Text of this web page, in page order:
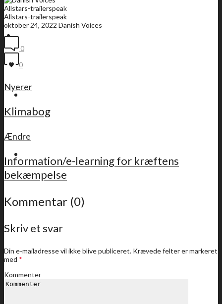
Forside
Medlemsliste
For medlemmer
Allstars-trailerspeak
Allstars-trailerspeak
oktober 24, 2022 Danish Voices
0
0
Nyerer
Klimabog
Ændre
Information/e-learning for kræftens
bekæmpelse
Kommentar (0)
Skriv et svar
Din e-mailadresse vil ikke blive publiceret. Krævede felter er markeret
med *
Kommenter